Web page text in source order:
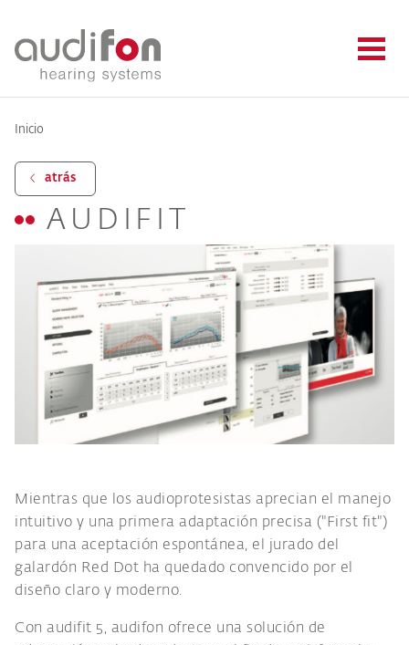
Inicio
atrás
AUDIFIT
Mientras que los audioprotesistas aprecian el manejo
intuitivo y una primera adaptación precisa ("First fit")
para una aceptación espontánea, el jurado del
galardón Red Dot ha quedado convencido por el
diseño claro y moderno.
Con audifit 5, audifon ofrece una solución de